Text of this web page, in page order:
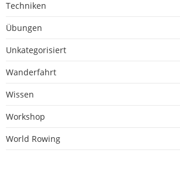
Techniken
Übungen
Unkategorisiert
Wanderfahrt
Wissen
Workshop
World Rowing